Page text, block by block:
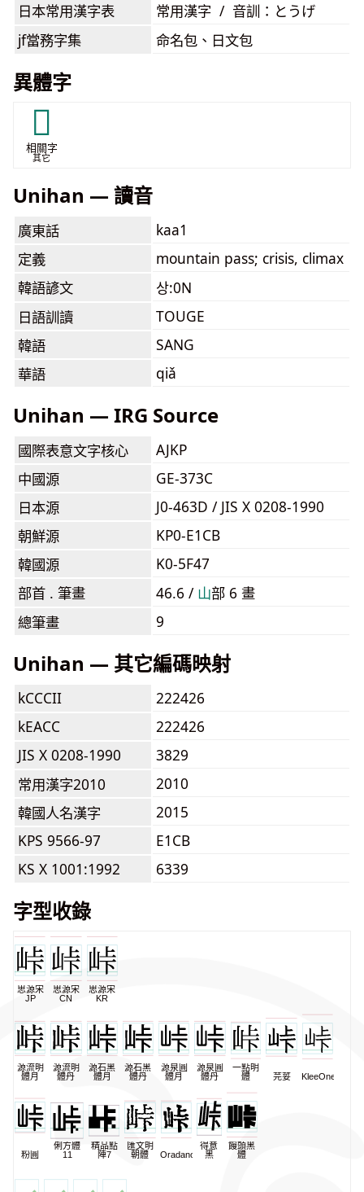
日本常用漢字表 常用漢字 / 音訓：とうげ
jf當務字集 命名包、日文包
異體字
𡶛
相關字
其它
Unihan — 讀音
廣東話
kaa1
定義
mountain pass; crisis, climax
韓語諺文
상:0N
日語訓讀
TOUGE
韓語
SANG
華語
qiǎ
Unihan — IRG Source
國際表意文字核心
AJKP
中國源
GE-373C
日本源
J0-463D / JIS X 0208-1990
朝鮮源
KP0-E1CB
韓國源
K0-5F47
部首 . 筆畫
46.6 / ⼭部 6 畫
總筆畫
9
Unihan — 其它編碼映射
kCCCII
222426
kEACC
222426
JIS X 0208-1990
3829
常用漢字2010
2010
韓國人名漢字
2015
KPS 9566-97
E1CB
KS X 1001:1992
6339
字型收錄
思源宋
JP
思源宋
CN
思源宋
KR
源流明
體月
源流明
體丹
源石黑
體月
源石黑
體丹
源泉圓
體月
源泉圓
體丹
一點明
體
芫荽 KleeOne
粉圓
俐方體
11
精品點
陣7
匯文明
朝體
Oradano
得意
黑
饅頭黑
體